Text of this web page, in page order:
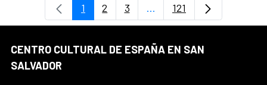
Página
1 Página
2 Página
3 ...Páginas intermedias Use
Página
121
CENTRO CULTURAL DE ESPAÑA EN SAN
SALVADOR